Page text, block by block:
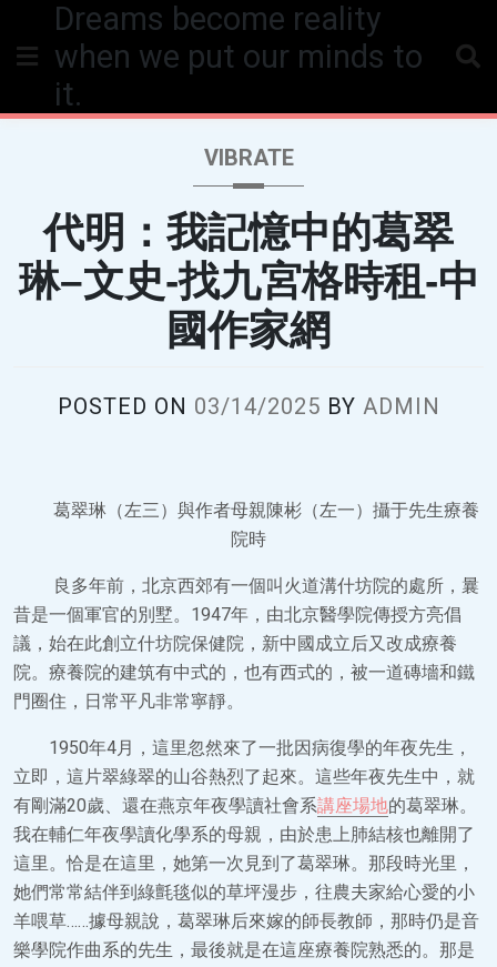
content
Dreams become reality
when we put our minds to
it.
VIBRATE
代明：我記憶中的葛翠
琳–文史-找九宮格時租-中
國作家網
POSTED ON 03/14/2025 BY ADMIN
葛翠琳（左三）與作者母親陳彬（左一）攝于先生療養
院時
良多年前，北京西郊有一個叫火道溝什坊院的處所，曩
昔是一個軍官的別墅。1947年，由北京醫學院傳授方亮倡
議，始在此創立什坊院保健院，新中國成立后又改成療養
院。療養院的建筑有中式的，也有西式的，被一道磚墻和鐵
門圈住，日常平凡非常寧靜。
1950年4月，這里忽然來了一批因病復學的年夜先生，
立即，這片翠綠翠的山谷熱烈了起來。這些年夜先生中，就
有剛滿20歲、還在燕京年夜學讀社會系講座場地的葛翠琳。
我在輔仁年夜學讀化學系的母親，由於患上肺結核也離開了
這里。恰是在這里，她第一次見到了葛翠琳。那段時光里，
她們常常結伴到綠氈毯似的草坪漫步，往農夫家給心愛的小
羊喂草……據母親說，葛翠琳后來嫁的師長教師，那時仍是音
樂學院作曲系的先生，最後就是在這座療養院熟悉的。那是